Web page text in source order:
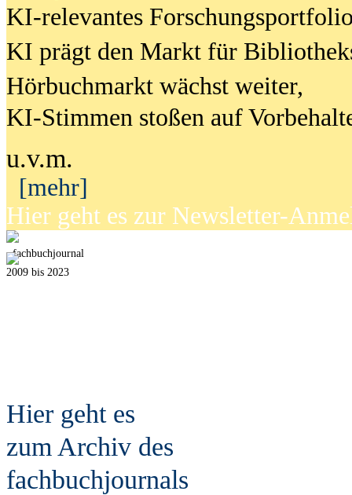
KI-relevantes
KI prägt den Markt für
Hörbuchmarkt wächst weiter,
KI-Stimmen stoßen auf
u.v.m.
[mehr]
Hier geht es zur Newsletter-
fachbuchjournal
2009 bis 2023
Hier geht es
zum Archiv des
fachbuchjournals